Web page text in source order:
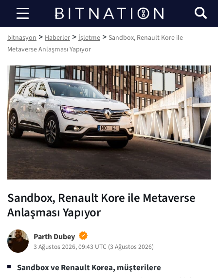
bitnasyon
bitnasyon > Haberler > İşletme > Sandbox, Renault Kore ile
Metaverse Anlaşması Yapıyor
Sandbox, Renault Kore ile Metaverse
Anlaşması Yapıyor
Parth Dubey
3 Ağustos 2026, 09:43 UTC (3 Ağustos 2026)
Sandbox ve Renault Korea, müşterilere